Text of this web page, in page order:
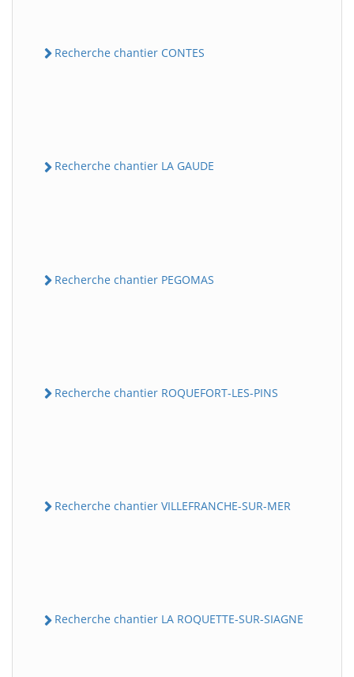
Recherche chantier CONTES
Recherche chantier LA GAUDE
Recherche chantier PEGOMAS
Recherche chantier ROQUEFORT-LES-PINS
Recherche chantier VILLEFRANCHE-SUR-MER
Recherche chantier LA ROQUETTE-SUR-SIAGNE